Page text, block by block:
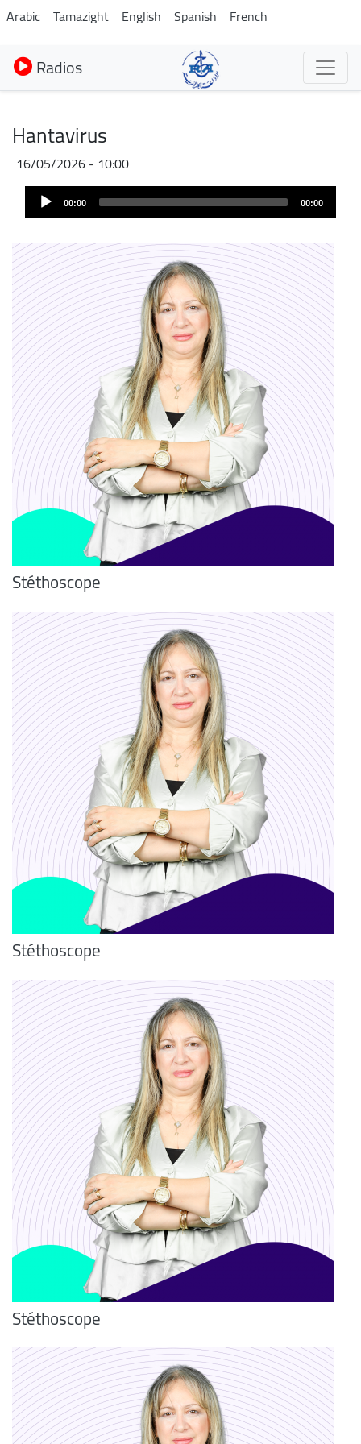
Aller
au
contenu
principal
Arabic Tamazight English Spanish French
Radios
Hantavirus
16/05/2026 - 10:00
Audio
Player 00:00 00:00
Stéthoscope
Stéthoscope
Stéthoscope